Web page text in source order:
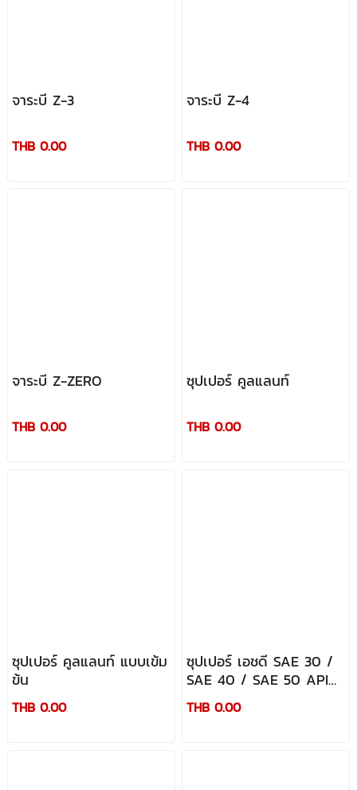
จาระบี Z-3
THB 0.00
จาระบี Z-4
THB 0.00
จาระบี Z-ZERO
THB 0.00
ซุปเปอร์ คูลแลนท์
THB 0.00
ซุปเปอร์ คูลแลนท์ แบบเข้ม
ข้น
THB 0.00
ซุปเปอร์ เอชดี SAE 30 /
SAE 40 / SAE 50 API
CD/SF
THB 0.00